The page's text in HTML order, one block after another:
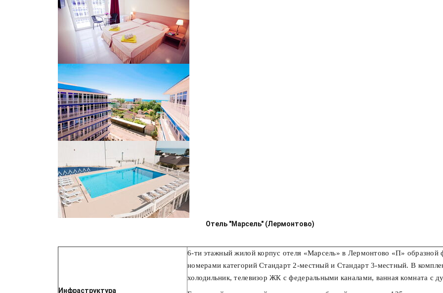
Отель "Марсель" (Лермонтово)
Инфраструктура
6-ти этажный жилой корпус отеля «Марсель» в Лермонтово «П» образной
номерами категорий Стандарт 2-местный и Стандарт 3-местный. В
холодильник, телевизор ЖК с федеральными каналами, ванная комната с